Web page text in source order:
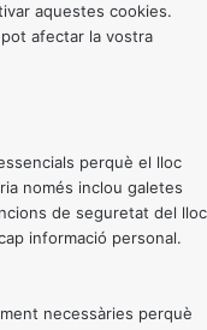
aquestes cookies.
afectar la vostra
perquè el lloc
només inclou galetes
de seguretat del lloc
informació personal.
necessàries perquè